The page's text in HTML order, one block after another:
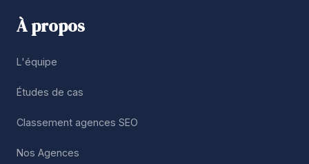
À propos
L'équipe
Études de cas
Classement agences SEO
Nos Agences